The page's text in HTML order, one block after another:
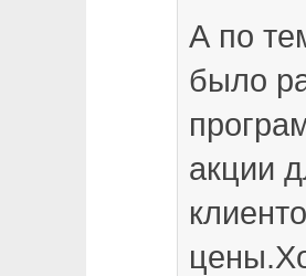
А по
было
акции